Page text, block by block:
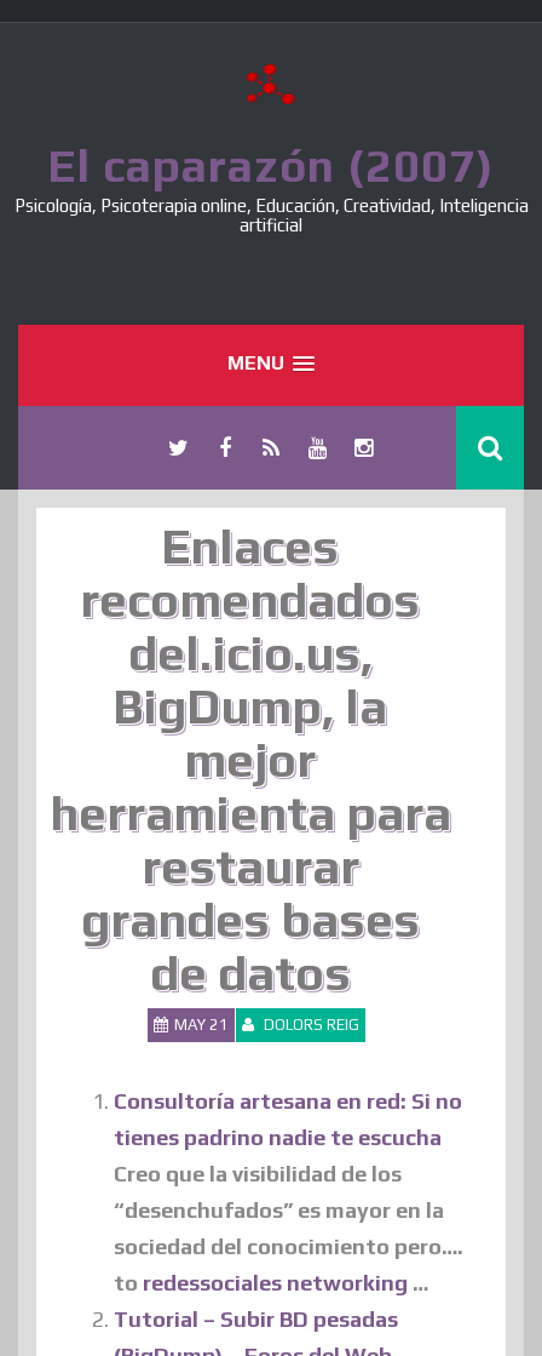
El caparazón (2007)
Psicología, Psicoterapia online, Educación, Creatividad, Inteligencia
artificial
MENU
Enlaces
recomendados
del.icio.us,
BigDump, la
mejor
herramienta para
restaurar
grandes bases
de datos
MAY 21 DOLORS REIG
Consultoría artesana en red: Si no
tienes padrino nadie te escucha
Creo que la visibilidad de los
“desenchufados” es mayor en la
sociedad del conocimiento pero….
to redessociales networking …
Tutorial – Subir BD pesadas